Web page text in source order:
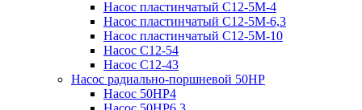
Насос пластинчатый С12-5М-4
Насос пластинчатый С12-5М-6,3
Насос пластинчатый С12-5М-10
Насос С12-54
Насос С12-43
Насос радиально-поршневой 50НР
Насос 50НР4